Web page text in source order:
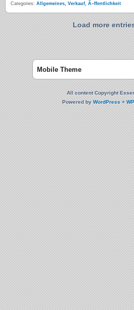
Categories: Allgemeines, Verkauf, Ã–ffentlichkeit
Load more
Mobile Theme
All content Copyright
Powered byWordPress+